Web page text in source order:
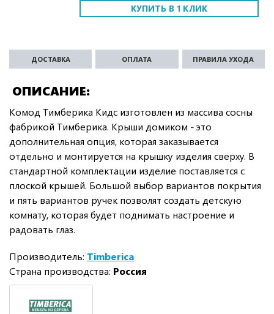
КУПИТЬ В 1 КЛИК
ОПИСАНИЕ
ДОСТАВКА ОПЛАТА ПРАВИЛА УХОДА
Комод Тимберика Кидс изготовлен из массива сосны
фабрикой Тимберика. Крыши домиком - это
дополнительная опция, которая заказывается
отдельно и монтируется на крышку изделия сверху. В
стандартной комплектации изделие поставляется с
плоской крышей. Большой выбор вариантов покрытия
и пять вариантов ручек позволят создать детскую
комнату, которая будет поднимать настроение и
радовать глаз.
Производитель: Timberica
Страна производства: Россия